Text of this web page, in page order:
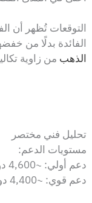
التوقعات تُظهر أن
الفائدة بدلًا من
الذهب من زاوية
تحليل فني مختصر
مستويات الدعم:
دعم أولي: ~4,600 دولار
دعم قوي: ~4,400 دولار